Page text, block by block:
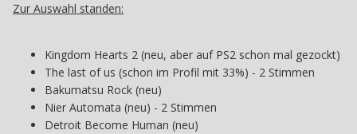
Zur Auswahl standen:
Kingdom Hearts 2 (neu, aber auf PS2 schon mal gezockt)
The last of us (schon im Profil mit 33%) - 2 Stimmen
Bakumatsu Rock (neu)
Nier Automata (neu) - 2 Stimmen
Detroit Become Human (neu)